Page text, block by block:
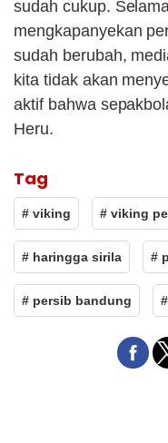
sudah cukup.
mengkapanyekan
sudah berubah,
kita tidak akan
aktif bahwa
Heru.
Tag
# viking # viking
# haringga sirila #
# persib bandung